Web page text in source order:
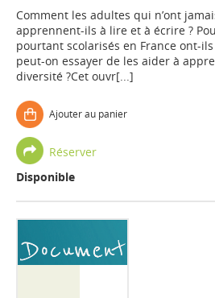
Comment les adultes qui n’ont
apprennent-ils à lire et à écrire ?
pourtant scolarisés en France ont-
peut-on essayer de les aider à
diversité ?Cet ouvr[...]
Ajouter au panier
Réserver
Disponible